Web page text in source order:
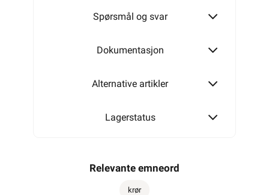
Spørsmål og svar
Dokumentasjon
Alternative artikler
Lagerstatus
Relevante emneord
krør